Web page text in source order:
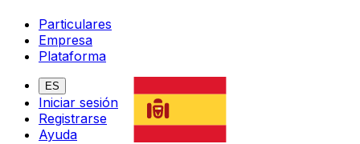
Particulares
Empresa
Plataforma
ES
Iniciar sesión
Registrarse
Ayuda